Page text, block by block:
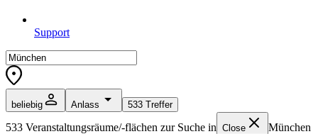
Support
beliebig Anlass 533 Treffer
533 Veranstaltungsräume/-flächen zur Suche in Close
München